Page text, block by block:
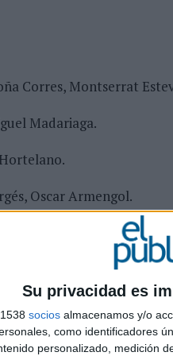
Su privacidad es
socios almacenamos y/o
como identificadores
personalizado, medición
DEL FÚTBOL
Corres, Montserrat
Madariaga.
Oscar Armengol.
Garcia.